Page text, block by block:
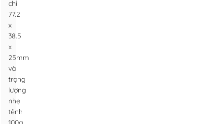
chỉ
77.2
x
38.5
x
25mm
và
trọng
lượng
nhẹ
tênh